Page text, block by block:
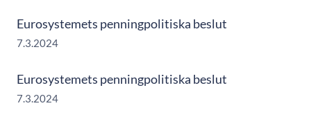
Eurosystemets penningpolitiska beslut
7.3.2024
Eurosystemets penningpolitiska beslut
7.3.2024